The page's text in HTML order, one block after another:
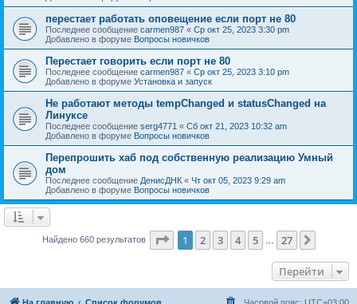
перестает работать оповещение если порт не 80
Последнее сообщение carmen987 « Ср окт 25, 2023 3:30 pm
Добавлено в форуме Вопросы новичков
Перестает говорить если порт не 80
Последнее сообщение carmen987 « Ср окт 25, 2023 3:10 pm
Добавлено в форуме Установка и запуск
Не работают методы tempChanged и statusChanged на
Линуксе
Последнее сообщение serg4771 « Сб окт 21, 2023 10:32 am
Добавлено в форуме Вопросы новичков
Перепрошить хаб под собственную реализацию Умный
дом
Последнее сообщение ДенисДНК « Чт окт 05, 2023 9:29 am
Добавлено в форуме Вопросы новичков
Найдено 660 результатов Страница из 27
1 2 3 4 5 27
Перейти
На главную Список форумов Часовой пояс: UTC+03:00